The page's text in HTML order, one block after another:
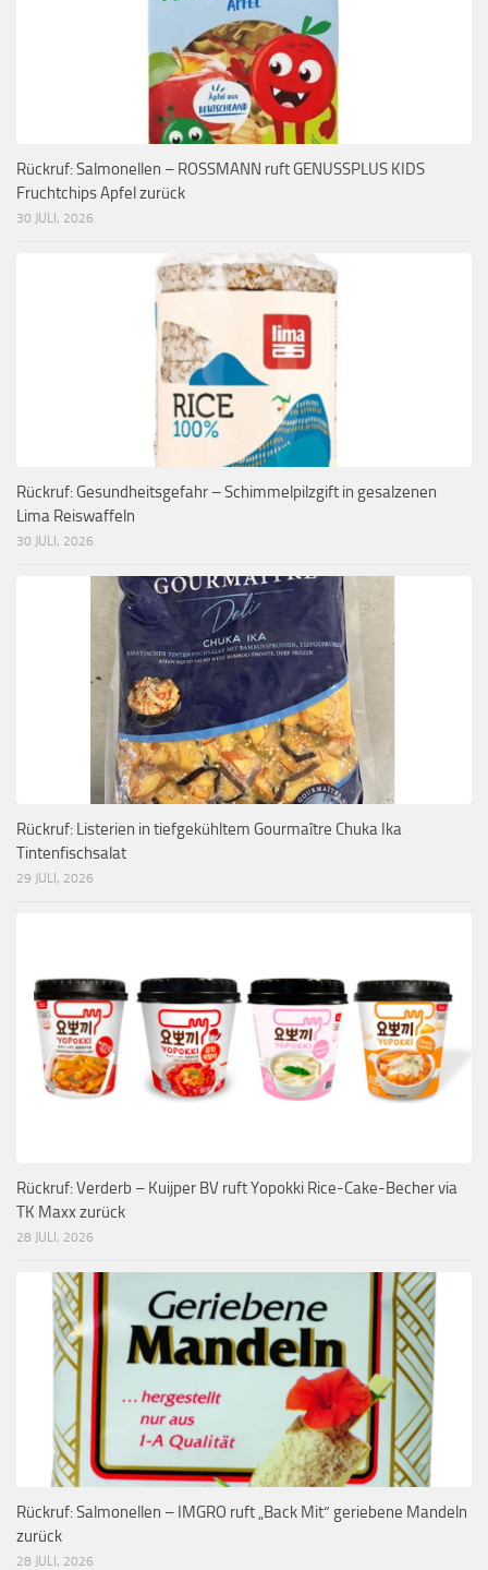
Rückruf: Salmonellen – ROSSMANN ruft GENUSSPLUS KIDS
Fruchtchips Apfel zurück
30 JULI, 2026
Rückruf: Gesundheitsgefahr – Schimmelpilzgift in gesalzenen
Lima Reiswaffeln
30 JULI, 2026
Rückruf: Listerien in tiefgekühltem Gourmaître Chuka Ika
Tintenfischsalat
29 JULI, 2026
Rückruf: Verderb – Kuijper BV ruft Yopokki Rice-Cake-Becher via
TK Maxx zurück
28 JULI, 2026
Rückruf: Salmonellen – IMGRO ruft „Back Mit“ geriebene Mandeln
zurück
28 JULI, 2026